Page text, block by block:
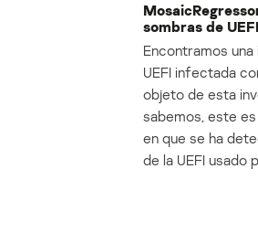
sombras de UEFI
Encontramos
UEFI infectada
objeto de esta
sabemos, este
en que se ha
de la UEFI usado